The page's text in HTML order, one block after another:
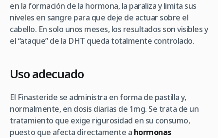
en la formación de la hormona, la paraliza y limita sus
niveles en sangre para que deje de actuar sobre el
cabello. En solo unos meses, los resultados son visibles y
el “ataque” de la DHT queda totalmente controlado.
Uso adecuado
El Finasteride se administra en forma de pastilla y,
normalmente, en dosis diarias de 1mg. Se trata de un
tratamiento que exige rigurosidad en su consumo,
puesto que afecta directamente a hormonas